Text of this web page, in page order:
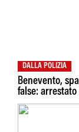
DALLA POLIZIA
Benevento,
false: arrestato